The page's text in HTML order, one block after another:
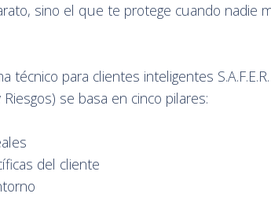
sino el que te protege cuando nadie
técnico para clientes inteligentes
se basa en cinco pilares:
del cliente